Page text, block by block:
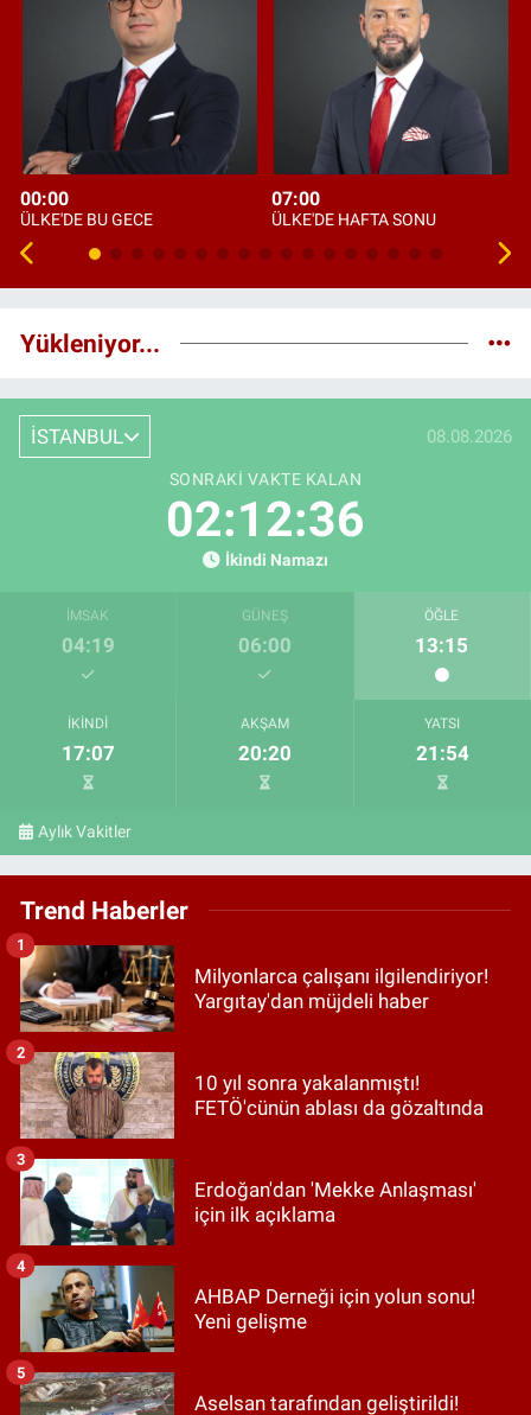
00:00
ÜLKE'DE BU GECE
07:00
ÜLKE'DE HAFTA SONU
Yükleniyor...
İSTANBUL 08.08.2026
SONRAKI VAKTE KALAN
02:12:35
İkindi Namazı
İMSAK
04:19
GÜNEŞ
06:00
ÖĞLE
13:15
İKINDI
17:07
AKŞAM
20:20
YATSI
21:54
Aylık Vakitler
Trend Haberler
Milyonlarca çalışanı ilgilendiriyor!
Yargıtay'dan müjdeli haber
1
10 yıl sonra yakalanmıştı!
FETÖ'cünün ablası da gözaltında
2
Erdoğan'dan 'Mekke Anlaşması'
için ilk açıklama
3
AHBAP Derneği için yolun sonu!
Yeni gelişme
4
Aselsan tarafından geliştirildi!
5